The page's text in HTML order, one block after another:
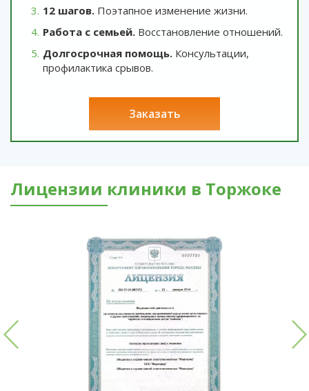
12 шагов. Поэтапное изменение жизни.
Работа с семьей. Восстановление отношений.
Долгосрочная помощь. Консультации,
профилактика срывов.
заказать
Лицензии клиники в Торжоке